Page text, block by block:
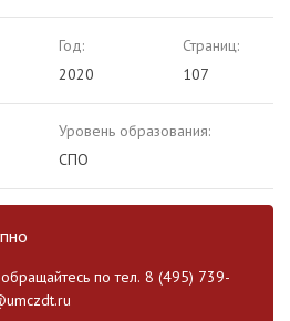
Год:
2020
Страниц:
107
Уровень образования:
СПО
по тел. 8 (495) 739-